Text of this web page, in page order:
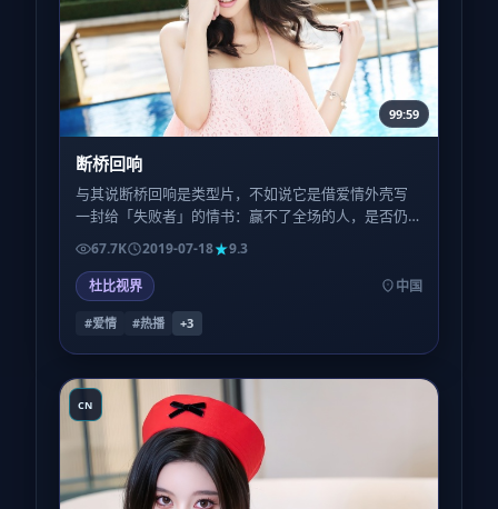
99:59
断桥回响
与其说断桥回响是类型片，不如说它是借爱情外壳写
一封给「失败者」的情书：赢不了全场的人，是否仍
配得到尊严的特写？
67.7K 2019-07-18
9.3
杜比视界
中国
#爱情 #热播 +3
CN